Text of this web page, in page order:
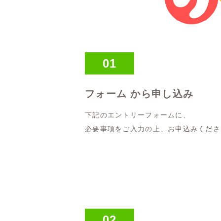
01
フォーム から申し込み
下記のエントリーフォームに、
必要事項をご入力の上、お申込みくだ